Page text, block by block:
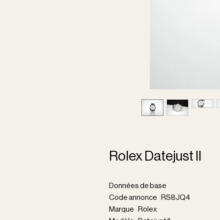
Rolex Datejust II
Données de base
Code annonce RS8JQ4
Marque Rolex